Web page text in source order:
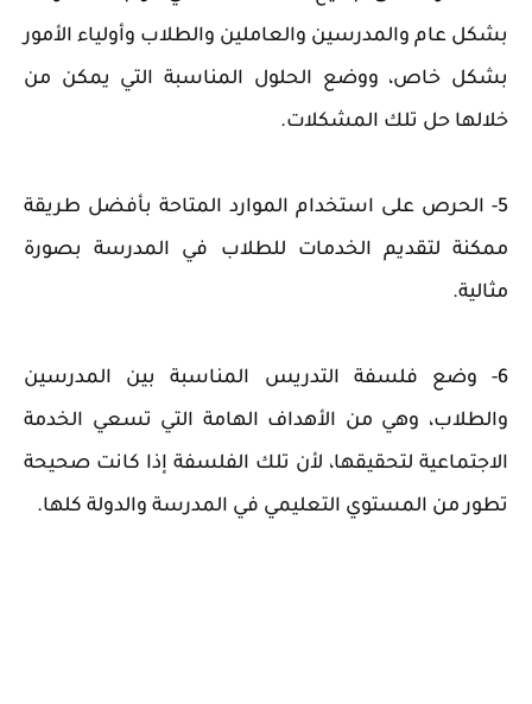
بشكل عام والمدرسين والعاملين والطلاب وأولياء الأمور
بشكل خاص، ووضع الحلول المناسبة التي يمكن من
خلالها حل تلك المشكلات.
5- الحرص على استخدام الموارد المتاحة بأفضل طريقة
ممكنة لتقديم الخدمات للطلاب في المدرسة بصورة
مثالية.
6- وضع فلسفة التدريس المناسبة بين المدرسين
والطلاب، وهي من الأهداف الهامة التي تسعي الخدمة
الاجتماعية لتحقيقها، لأن تلك الفلسفة إذا كانت صحيحة
تطور من المستوي التعليمي في المدرسة والدولة كلها.